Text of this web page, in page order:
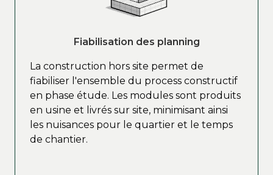
Fiabilisation des planning
La construction hors site permet de
fiabiliser l'ensemble du process constructif
en phase étude. Les modules sont produits
en usine et livrés sur site, minimisant ainsi
les nuisances pour le quartier et le temps
de chantier.